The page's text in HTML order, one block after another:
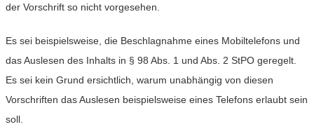
der Vorschrift so nicht vorgesehen.
Es sei beispielsweise, die Beschlagnahme eines Mobiltelefons und
das Auslesen des Inhalts in § 98 Abs. 1 und Abs. 2 StPO geregelt.
Es sei kein Grund ersichtlich, warum unabhängig von diesen
Vorschriften das Auslesen beispielsweise eines Telefons erlaubt sein
soll.